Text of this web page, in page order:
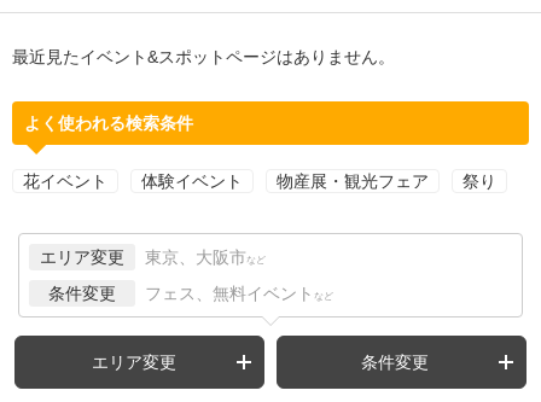
最近見たイベント&スポットページはありません。
よく使われる検索条件
花イベント 体験イベント 物産展・観光フェア 祭り
エリア変更 東京、大阪市 など
条件変更 フェス、無料イベント など
エリア変更 条件変更